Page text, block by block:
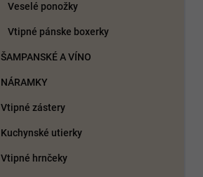
Veselé ponožky
Vtipné pánske boxerky
ŠAMPANSKÉ A VÍNO
NÁRAMKY
Vtipné zástery
Kuchynské utierky
Vtipné hrnčeky